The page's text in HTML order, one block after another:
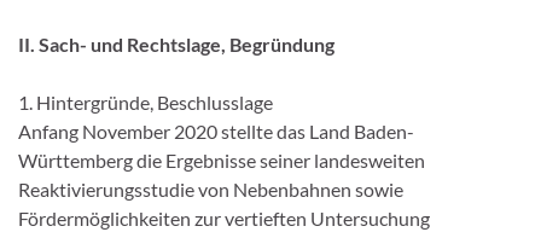
II. Sach- und Rechtslage, Begründung
1. Hintergründe, Beschlusslage
Anfang November 2020 stellte das Land Baden-
Württemberg die Ergebnisse seiner landesweiten
Reaktivierungsstudie von Nebenbahnen sowie
Fördermöglichkeiten zur vertieften Untersuchung